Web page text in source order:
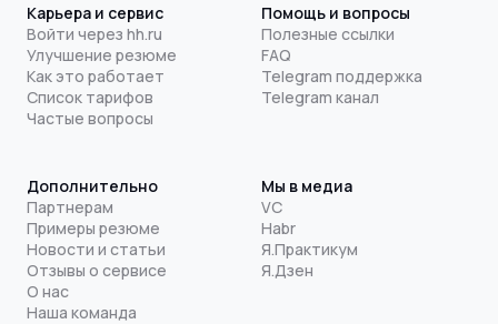
Карьера и сервис
Войти через hh.ru
Улучшение резюме
Как это работает
Список тарифов
Частые вопросы
Помощь и вопросы
Полезные ссылки
FAQ
Telegram поддержка
Telegram канал
Дополнительно
Партнерам
Примеры резюме
Новости и статьи
Отзывы о сервисе
О нас
Наша команда
Мы в медиа
VC
Habr
Я.Практикум
Я.Дзен